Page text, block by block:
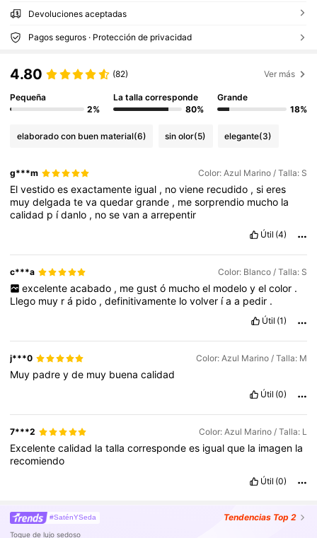
Devoluciones aceptadas
Pagos seguros · Protección de privacidad
4.80 (82) Ver más
Pequeña
2%
La talla corresponde
80%
Grande
18%
elaborado con buen material(6) sin olor(5) elegante(3)
g***m Color: Azul Marino / Talla: S
Elvestidoesexactamente igual , noviene recudido ,sieres
muydelgadatevaquedargrande , mesorprendio mucho la
calidad p ídanlo , nosevanaarrepentir
Útil (4)
c***a Color: Blanco / Talla: S
excelente acabado , me gust ó mucho el modelo y el color .
Llego muy rá pido ,definitivamente lovolver íaa pedir .
Útil (1)
j***0 Color: Azul Marino / Talla: M
Muy padreyde muy buenacalidad
Útil (0)
7***2 Color: Azul Marino / Talla: L
Excelentecalidad latallacorrespondees igualque la imagen la
recomiendo
Útil (0)
#SaténYSeda Tendencias Top 2
Toque de lujo sedoso